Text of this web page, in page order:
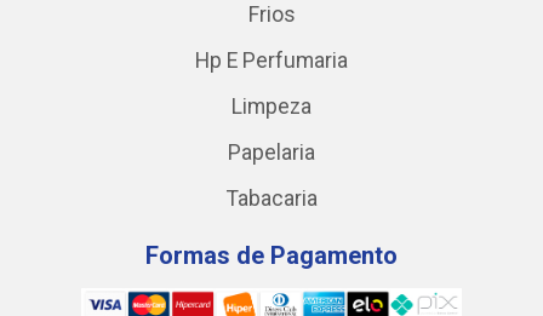
Frios
Hp E Perfumaria
Limpeza
Papelaria
Tabacaria
Formas de Pagamento